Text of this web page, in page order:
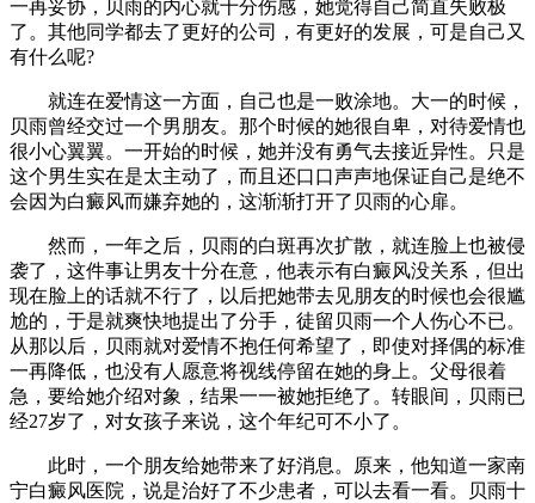
一再妥协，贝雨的内心就十分伤感，她觉得自己简直失败极
了。其他同学都去了更好的公司，有更好的发展，可是自己又
有什么呢?
就连在爱情这一方面，自己也是一败涂地。大一的时候，
贝雨曾经交过一个男朋友。那个时候的她很自卑，对待爱情也
很小心翼翼。一开始的时候，她并没有勇气去接近异性。只是
这个男生实在是太主动了，而且还口口声声地保证自己是绝不
会因为白癜风而嫌弃她的，这渐渐打开了贝雨的心扉。
然而，一年之后，贝雨的白斑再次扩散，就连脸上也被侵
袭了，这件事让男友十分在意，他表示有白癜风没关系，但出
现在脸上的话就不行了，以后把她带去见朋友的时候也会很尴
尬的，于是就爽快地提出了分手，徒留贝雨一个人伤心不已。
从那以后，贝雨就对爱情不抱任何希望了，即使对择偶的标准
一再降低，也没有人愿意将视线停留在她的身上。父母很着
急，要给她介绍对象，结果一一被她拒绝了。转眼间，贝雨已
经27岁了，对女孩子来说，这个年纪可不小了。
此时，一个朋友给她带来了好消息。原来，他知道一家南
宁白癜风医院，说是治好了不少患者，可以去看一看。贝雨十